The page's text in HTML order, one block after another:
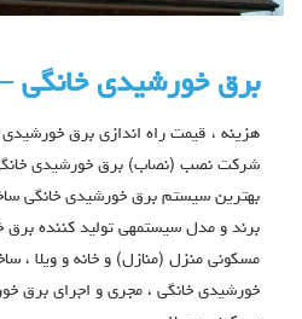
برق خورشیدی خانگی
هزینه ، قیمت راه اندازی برق خورشیدی
شرکت نصب (نصاب) برق خورشیدی
بهترین سیستم برق خورشیدی خانگی
برند و مدل سیستمهی تولید کننده برق
مسکونی منزل (منازل) و خانه و ویلا ،
خورشیدی خانگی ، مجری و اجرای برق